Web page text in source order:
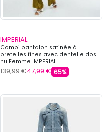
IMPERIAL
Combi pantalon satinée à
bretelles fines avec dentelle dos
nu Femme IMPERIAL
139,99 €47,99 € 65%